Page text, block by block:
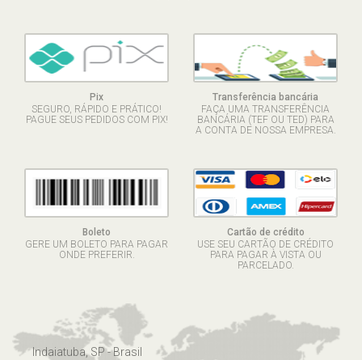
Pix
SEGURO, RÁPIDO E PRÁTICO!
PAGUE SEUS PEDIDOS COM PIX!
Transferência bancária
FAÇA UMA TRANSFERÊNCIA
BANCÁRIA (TEF OU TED) PARA
A CONTA DE NOSSA EMPRESA.
Boleto
GERE UM BOLETO PARA PAGAR
ONDE PREFERIR.
Cartão de crédito
USE SEU CARTÃO DE CRÉDITO
PARA PAGAR À VISTA OU
PARCELADO.
Indaiatuba, SP - Brasil